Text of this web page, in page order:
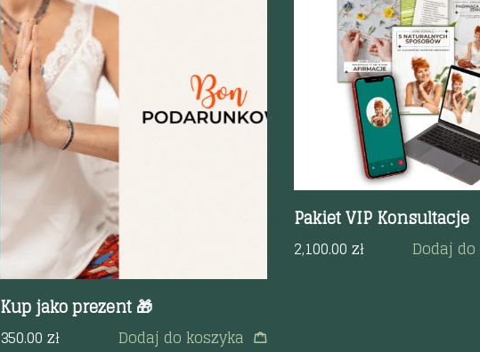
Szybki podgląd
Kup jako prezent 🎁
350.00 zł Dodaj do koszyka
Szybki podgląd
Pakiet VIP Konsultacje
2,100.00 zł Dodaj